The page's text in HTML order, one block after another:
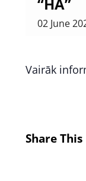
02 June
Vairāk
Share